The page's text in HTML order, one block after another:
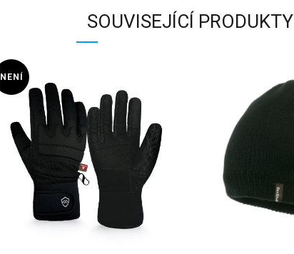
SOUVISEJÍCÍ PRODUKTY
NENÍ